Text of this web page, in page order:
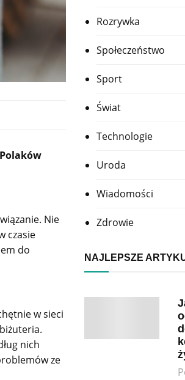
Nie
czasie
do
w sieci
nich
ze
Rozrywka
Społeczeństwo
Sport
Świat
Technologie
Uroda
Wiadomości
Zdrowie
NAJLEPSZE